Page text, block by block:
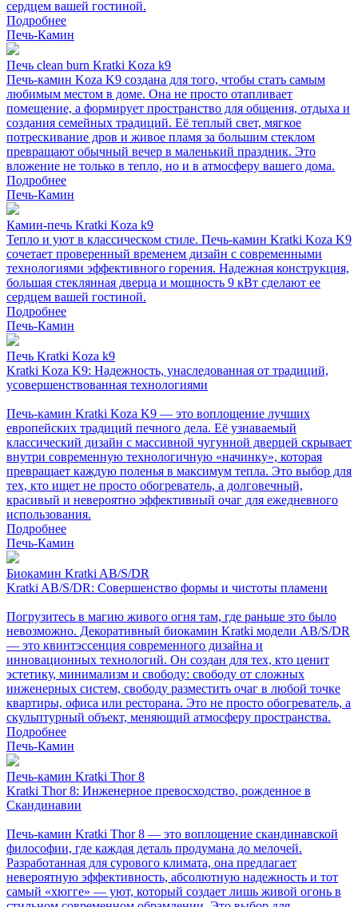
сердцем вашей гостиной.
Подробнее
Печь-Камин
Печь clean burn Kratki Koza k9
Печь-камин Koza K9 создана для того, чтобы стать самым
любимым местом в доме. Она не просто отапливает
помещение, а формирует пространство для общения, отдыха и
создания семейных традиций. Её теплый свет, мягкое
потрескивание дров и живое пламя за большим стеклом
превращают обычный вечер в маленький праздник. Это
вложение не только в тепло, но и в атмосферу вашего дома.
Подробнее
Печь-Камин
Камин-печь Kratki Koza k9
Тепло и уют в классическом стиле. Печь-камин Kratki Koza K9
сочетает проверенный временем дизайн с современными
технологиями эффективного горения. Надежная конструкция,
большая стеклянная дверца и мощность 9 кВт сделают ее
сердцем вашей гостиной.
Подробнее
Печь-Камин
Печь Kratki Koza k9
Kratki Koza K9: Надежность, унаследованная от традиций,
усовершенствованная технологиями
Печь-камин Kratki Koza K9 — это воплощение лучших
европейских традиций печного дела. Её узнаваемый
классический дизайн с массивной чугунной дверцей скрывает
внутри современную технологичную «начинку», которая
превращает каждую поленья в максимум тепла. Это выбор для
тех, кто ищет не просто обогреватель, а долговечный,
красивый и невероятно эффективный очаг для ежедневного
использования.
Подробнее
Печь-Камин
Биокамин Kratki AB/S/DR
Kratki AB/S/DR: Совершенство формы и чистоты пламени
Погрузитесь в магию живого огня там, где раньше это было
невозможно. Декоративный биокамин Kratki модели AB/S/DR
— это квинтэссенция современного дизайна и
инновационных технологий. Он создан для тех, кто ценит
эстетику, минимализм и свободу: свободу от сложных
инженерных систем, свободу разместить очаг в любой точке
квартиры, офиса или ресторана. Это не просто обогреватель, а
скульптурный объект, меняющий атмосферу пространства.
Подробнее
Печь-Камин
Печь-камин Kratki Thor 8
Kratki Thor 8: Инженерное превосходство, рожденное в
Скандинавии
Печь-камин Kratki Thor 8 — это воплощение скандинавской
философии, где каждая деталь продумана до мелочей.
Разработанная для сурового климата, она предлагает
невероятную эффективность, абсолютную надежность и тот
самый «хюгге» — уют, который создает лишь живой огонь в